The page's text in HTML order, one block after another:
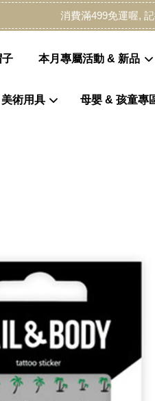
消費滿499免運喔,
子 本月專屬活動 & 新品
術用具 母嬰 & 孩童專